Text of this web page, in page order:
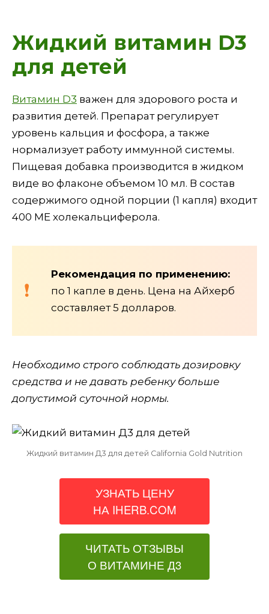
Жидкий витамин D3
для детей
Витамин D3 важен для здорового роста и
развития детей. Препарат регулирует
уровень кальция и фосфора, а также
нормализует работу иммунной системы.
Пищевая добавка производится в жидком
виде во флаконе объемом 10 мл. В состав
содержимого одной порции (1 капля) входит
400 МЕ холекальциферола.
Рекомендация по применению:
по 1 капле в день. Цена на Айхерб
составляет 5 долларов.
Необходимо строго соблюдать дозировку
средства и не давать ребенку больше
допустимой суточной нормы.
Жидкий витамин Д3 для детей California Gold Nutrition
УЗНАТЬ ЦЕНУ
НА IHERB.COM
ЧИТАТЬ ОТЗЫВЫ
О ВИТАМИНЕ Д3